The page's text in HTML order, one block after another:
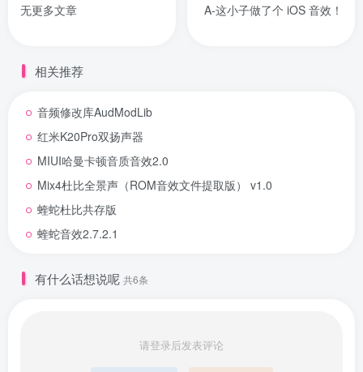
无更多文章
A-这小子做了个 iOS 音效！
相关推荐
音频修改库AudModLib
红米K20Pro双扬声器
MIUI哈曼卡顿音质音效2.0
Mix4杜比全景声（ROM音效文件提取版） v1.0
蝰蛇杜比共存版
蝰蛇音效2.7.2.1
有什么话想说呢 共6条
请登录后发表评论